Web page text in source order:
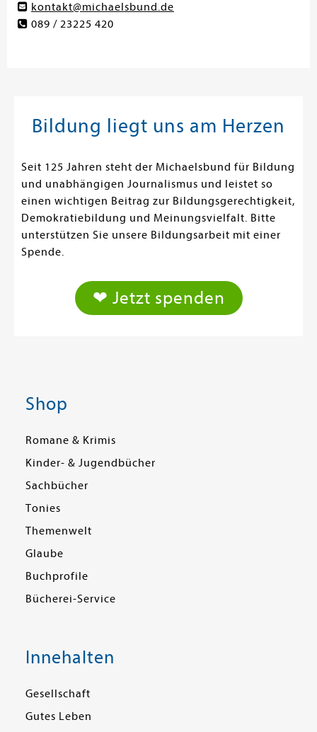
kontakt@michaelsbund.de
089 / 23225 420
Bildung liegt uns am Herzen
Seit 125 Jahren steht der Michaelsbund für Bildung
und unabhängigen Journalismus und leistet so
einen wichtigen Beitrag zur Bildungsgerechtigkeit,
Demokratiebildung und Meinungsvielfalt. Bitte
unterstützen Sie unsere Bildungsarbeit mit einer
Spende.
❤ Jetzt spenden
Shop
Romane & Krimis
Kinder- & Jugendbücher
Sachbücher
Tonies
Themenwelt
Glaube
Buchprofile
Bücherei-Service
Innehalten
Gesellschaft
Gutes Leben